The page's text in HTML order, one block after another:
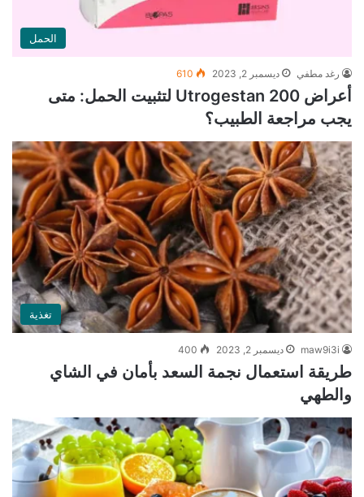
الحمل
رغد مطفي ديسمبر 2, 2023 610
أعراض Utrogestan 200 لتثبيت الحمل: متى
يجب مراجعة الطبيب؟
تغذية
maw9i3i ديسمبر 2, 2023 400
طريقة استعمال نجمة السعد بأمان في الشاي
والطهي